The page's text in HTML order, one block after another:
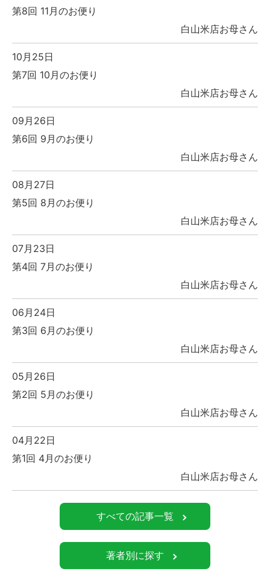
第8回 11月のお便り
白山米店お母さん
10月25日
第7回 10月のお便り
白山米店お母さん
09月26日
第6回 9月のお便り
白山米店お母さん
08月27日
第5回 8月のお便り
白山米店お母さん
07月23日
第4回 7月のお便り
白山米店お母さん
06月24日
第3回 6月のお便り
白山米店お母さん
05月26日
第2回 5月のお便り
白山米店お母さん
04月22日
第1回 4月のお便り
白山米店お母さん
すべての記事一覧
著者別に探す